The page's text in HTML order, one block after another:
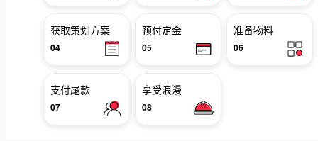
获取策划方案
04
预付定金
05
准备物料
06
支付尾款
07
享受浪漫
08